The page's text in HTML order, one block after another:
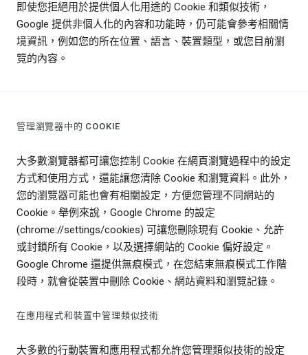
即使您拒絕用於提供個人化用途的 Cookie 和類似技術，
Google 提供非個人化的內容和功能時，仍可能會參考相關情
境資訊，例如您的所在位置、語言、裝置類型，或您目前瀏
覽的內容。
管理瀏覽器中的 COOKIE
大多數瀏覽器都可讓您控制 Cookie 在網頁瀏覽過程中的設定
方式和使用方式，還能讓您清除 Cookie 和瀏覽資料。此外，
您的瀏覽器可能也會有相關設定，方便您管理不同網站的
Cookie。舉例來說，Google Chrome 的設定
(chrome://settings/cookies) 可讓您刪除現有 Cookie、允許
或封鎖所有 Cookie，以及選擇網站的 Cookie 偏好設定。
Google Chrome 還提供無痕模式，在您結束無痕模式工作階
段時，就會從裝置中刪除 Cookie、網站資料和瀏覽記錄。
在應用程式和裝置中管理類似技術
大多數的行動裝置和應用程式都允許您管理類似技術的設定